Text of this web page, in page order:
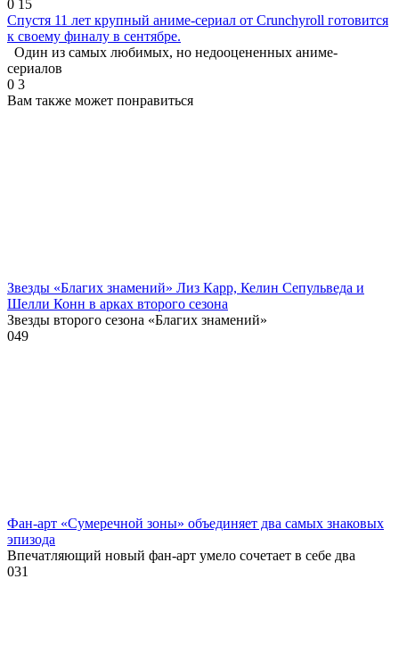
0 15
Спустя 11 лет крупный аниме-сериал от Crunchyroll готовится
к своему финалу в сентябре.
Один из самых любимых, но недооцененных аниме-
сериалов
0 3
Вам также может понравиться
Звезды «Благих знамений» Лиз Карр, Келин Сепульведа и
Шелли Конн в арках второго сезона
Звезды второго сезона «Благих знамений»
049
Фан-арт «Сумеречной зоны» объединяет два самых знаковых
эпизода
Впечатляющий новый фан-арт умело сочетает в себе два
031